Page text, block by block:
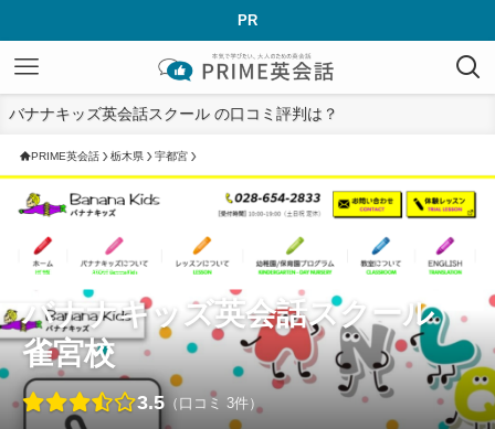
PR
バナナキッズ英会話スクール の口コミ評判は？
PRIME英会話 栃木県 宇都宮
栃木県 › 宇都宮エリア
バナナキッズ英会話スクール
雀宮校
3.5 （口コミ 3件）